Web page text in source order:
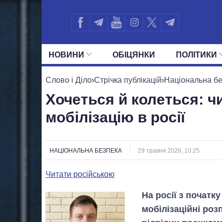
НОВИНИ ОБIЦЯНКИ ПОЛIТИКИ
УСІ ПОЛІТИКИ ПРЕЗИДЕНТ І
Слово і Діло›Стрічка публікацій›Національна
Хочеться й колеться:
мобілізацію в росії
НАЦІОНАЛЬНА БЕЗПЕКА 29 травня 2026, 10:25
Читати російською
На росії з
мобілізаційні